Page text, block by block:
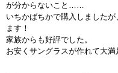
が分からないこと……
いちかばちかで購入しました
ます！
家族からも好評でした。
お安くサングラスが作れて大満